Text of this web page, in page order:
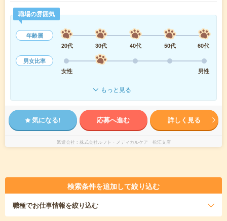
職場の雰囲気
年齢層
20代
30代 40代 50代
60代
男女比率
女性
男性
もっと見る
気になる! 応募へ進む 詳しく見る
派遣会社 株式会社ルフト・メディカルケア 松江支店
検索条件を追加して絞り込む
職種でお仕事情報を絞り込む